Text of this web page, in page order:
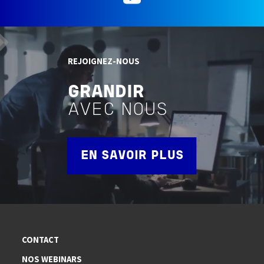
REJOIGNEZ-NOUS
GRANDIR
AVEC NOUS
EN SAVOIR PLUS
CONTACT
NOS WEBINARS